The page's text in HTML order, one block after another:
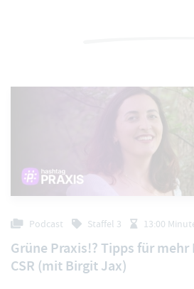
Podcast Staffel 3 13:00
Grüne Praxis!? Tipps für
CSR (mit Birgit Jax)